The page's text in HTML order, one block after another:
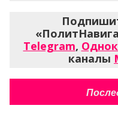
Telegram,
каналы